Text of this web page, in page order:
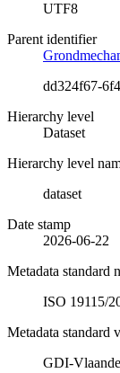
UTF8
Parent identifier
dd324f67-
Hierarchy level
Dataset
Hierarchy level
dataset
Date stamp
2026-06-22
Metadata standard
ISO 19115/
Metadata standard
GDI-